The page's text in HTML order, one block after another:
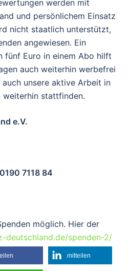
werden mit
und persönlichem Einsatz
nicht staatlich unterstützt,
angewiesen. Ein
fünf Euro in einem Abo hilft
auch weiterhin werbefrei
unsere aktive Arbeit in
weiterhin stattfinden.
e.V.
7118 84
möglich. Hier der
deutschland.de/spenden-2/
mitteilen